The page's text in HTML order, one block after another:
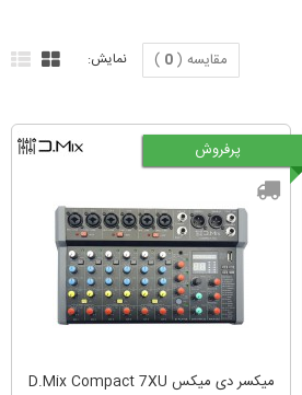
نمایش: مقایسه (0
)
پرفروش
میکسر دی میکس D.Mix Compact 7XU